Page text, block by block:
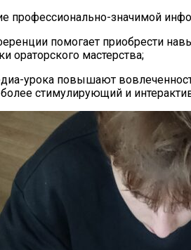
профессионально-значимой
помогает приобрести
ораторского мастерства;
урока повышают
стимулирующий и